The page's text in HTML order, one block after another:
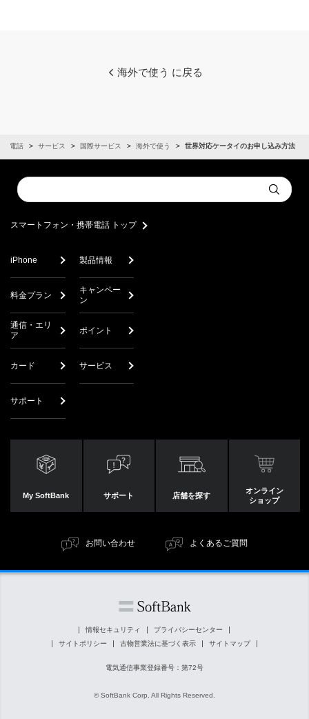
海外で使う に戻る
帯電話 サービス 国際サービス 海外で使う 世界対応ケータイのお申し込み方法
Conduct
a
Submit
スマートフォン・携帯電話 トップ
iPhone 製品情報
料金プラン
キャンペー
ン
通信・エリ
ア
ポイント
カード サービス
サポート
My SoftBank サポート 店舗を探す
オンライン
ショップ
お問い合わせ よくあるご質問
情報セキュリティ
プライバシーセンター
サイトポリシー
古物営業法に基づく表示 サイトマップ
電気通信事業登録番号：第72号
© SoftBank Corp. All Rights Reserved.